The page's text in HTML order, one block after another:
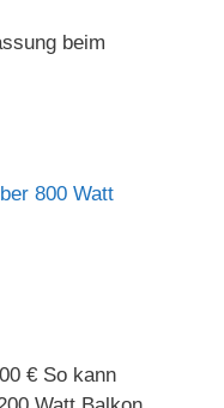
beim
800 Watt
€ So kann